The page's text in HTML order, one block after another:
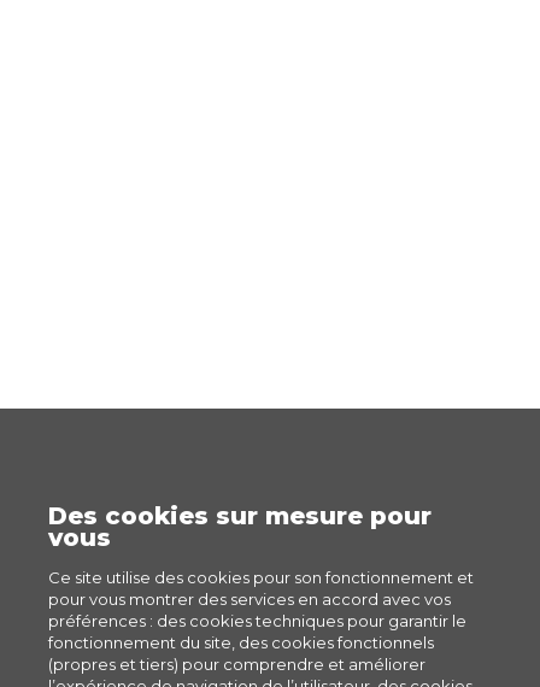
Des cookies sur mesure pour
vous
Ce site utilise des cookies pour son fonctionnement et
pour vous montrer des services en accord avec vos
préférences : des cookies techniques pour garantir le
fonctionnement du site, des cookies fonctionnels
(propres et tiers) pour comprendre et améliorer